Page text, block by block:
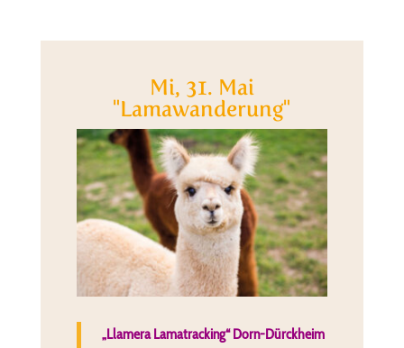
Mi, 31. Mai
"Lamawanderung"
„Llamera Lamatracking“ Dorn-Dürckheim